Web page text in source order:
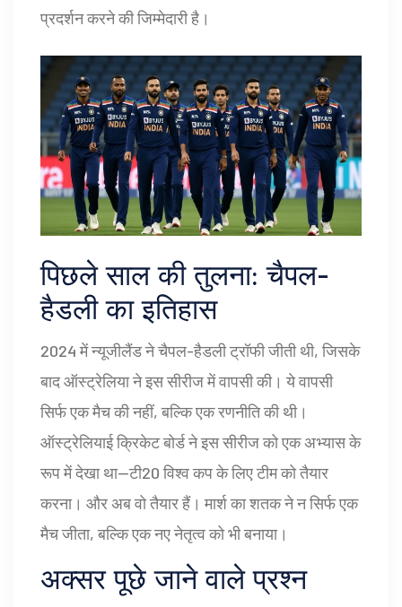
प्रदर्शन करने की जिम्मेदारी है।
पिछले साल की तुलना: चैपल-
हैडली का इतिहास
2024 में न्यूजीलैंड ने चैपल-हैडली ट्रॉफी जीती थी, जिसके
बाद ऑस्ट्रेलिया ने इस सीरीज में वापसी की। ये वापसी
सिर्फ एक मैच की नहीं, बल्कि एक रणनीति की थी।
ऑस्ट्रेलियाई क्रिकेट बोर्ड ने इस सीरीज को एक अभ्यास के
रूप में देखा था—टी20 विश्व कप के लिए टीम को तैयार
करना। और अब वो तैयार हैं। मार्श का शतक ने न सिर्फ एक
मैच जीता, बल्कि एक नए नेतृत्व को भी बनाया।
अक्सर पूछे जाने वाले प्रश्न